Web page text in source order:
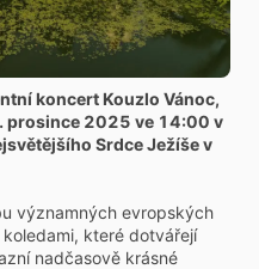
koncert Kouzlo Vánoc,
prosince 2025 ve 14:00 v
Srdce Ježíše v
významných evropských
které dotvářejí
nadčasově krásné